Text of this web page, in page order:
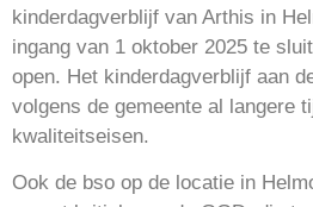
kinderdagverblijf van Arthis in
ingang van 1 oktober 2025 te
open. Het kinderdagverblijf aan
volgens de gemeente al langere
kwaliteitseisen.
Ook de bso op de locatie in